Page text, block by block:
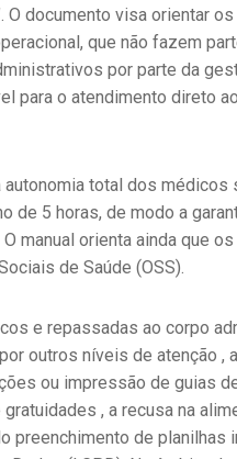
O documento visa orientar
que não fazem
por parte da
para o atendimento direto
total dos médicos
de 5 horas, de modo a
manual orienta ainda que
de Saúde (OSS).
e repassadas ao corpo
outros níveis de atenção ,
ou impressão de guias
, a recusa na
preenchimento de planilhas